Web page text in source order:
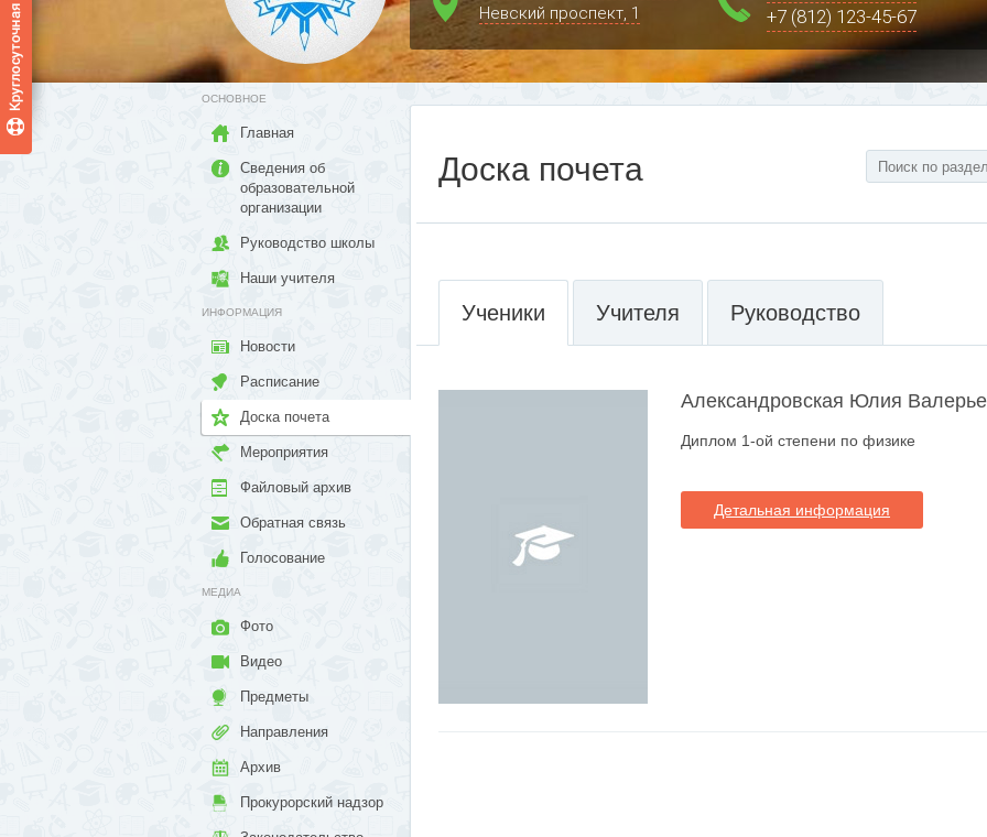
Невский проспект, 1
+7 (812) 123-45-67
ОСНОВНОЕ
Главная
Сведения об
образовательной
организации
Руководство школы
Наши учителя
ИНФОРМАЦИЯ
Новости
Расписание
Доска почета
Мероприятия
Файловый архив
Обратная связь
Голосование
МЕДИА
Фото
Видео
Предметы
Направления
Архив
Прокурорский надзор
Доска почета
Ученики Учителя Руководство
Александровская Юлия
Диплом 1-ой степени по физике
Детальная информация